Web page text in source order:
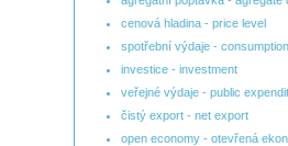
cenová hladina - price level
spotřební výdaje -
investice - investment
veřejné výdaje - public
čistý export - net export
open economy - otevřená